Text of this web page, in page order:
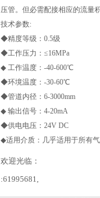
压管。但必需配接相应的流量
技术参数:
◆精度等级：0.5级
◆工作压力：≤16MPa
◆ 工作温度：-40-600℃
◆环境温度：-30-60℃
◆管道内径：6-3000mm
◆ 输出信号：4-20mA
◆供电电压：24V DC
◆适用介质：几乎适用于所有气
欢迎光临：
:61995681,